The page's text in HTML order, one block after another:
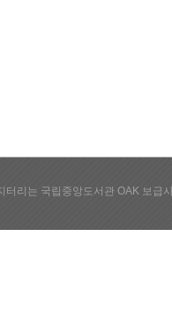
터리는 국립중앙도서관 OAK 보급